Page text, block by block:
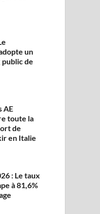
un
de
AE
toute la
de
en Italie
: Le taux
à 81,6%